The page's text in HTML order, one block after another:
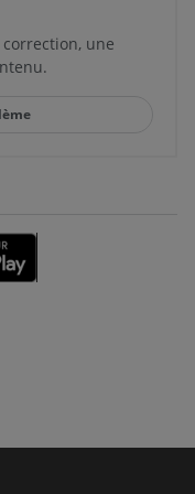
correction, une